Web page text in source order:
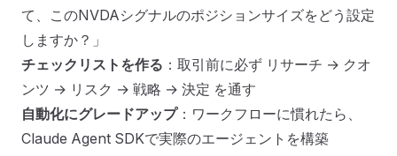
て、このNVDAシグナルのポジションサイズをどう設定
しますか？」
チェックリストを作る ：取引前に必ず リサーチ → クオ
ンツ → リスク → 戦略 → 決定 を通す
自動化にグレードアップ：ワークフローに慣れたら、
Claude Agent SDKで実際のエージェントを構築